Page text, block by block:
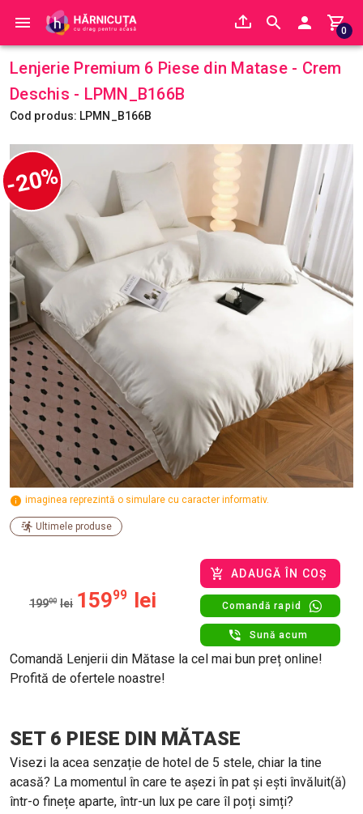
0
Lenjerie Premium 6 Piese din Matase - Crem
Deschis - LPMN_B166B
Cod produs: LPMN_B166B
-20%
imaginea reprezintă o simulare cu caracter informativ.
Ultimele produse
19900 lei 15999 lei
ADAUGĂ ÎN COȘ
Comandă rapid
Sună acum
Comandă Lenjerii din Mătase la cel mai bun preț online!
Profită de ofertele noastre!
SET 6 PIESE DIN MĂTASE
Visezi la acea senzație de hotel de 5 stele, chiar la tine
acasă? La momentul în care te așezi în pat și ești învăluit(ă)
într-o finețe aparte, într-un lux pe care îl poți simți?